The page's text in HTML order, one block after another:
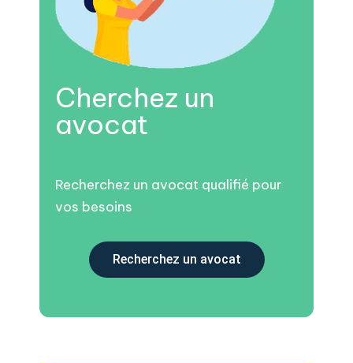
Cherchez un
avocat
Recherchez un avocat qualifié pour
vos besoins
Recherchez un avocat